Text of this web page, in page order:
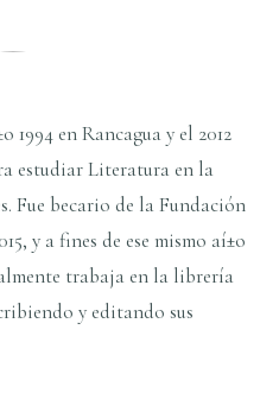
1994 en Rancagua y el 2012
estudiar Literatura en la
Fue becario de la Fundación
y a fines de ese mismo aí±o
trabaja en la librerí­a
y editando sus